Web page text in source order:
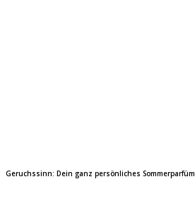
Geruchssinn: Dein ganz persönliches Sommerparfüm